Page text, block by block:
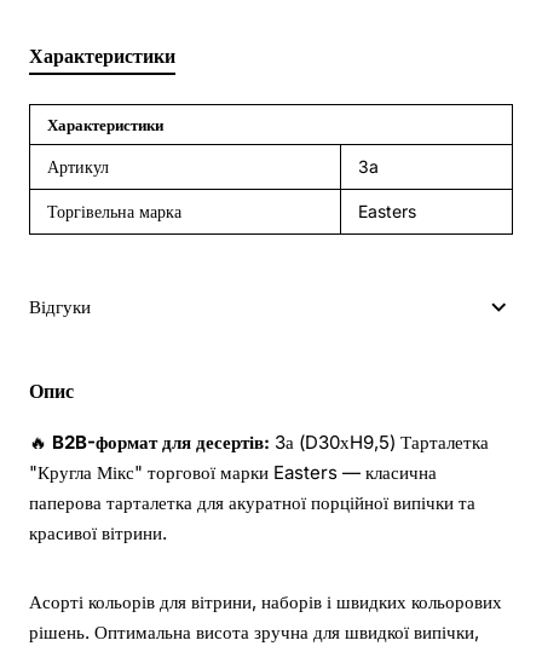
Характеристики
Характеристики
Артикул 3a
Торгівельна марка Easters
Відгуки
Опис
🔥 B2B-формат для десертів: 3а (D30хH9,5) Тарталетка
"Кругла Мікс" торгової марки Easters — класична
паперова тарталетка для акуратної порційної випічки та
красивої вітрини.
Асорті кольорів для вітрини, наборів і швидких кольорових
рішень. Оптимальна висота зручна для швидкої випічки,